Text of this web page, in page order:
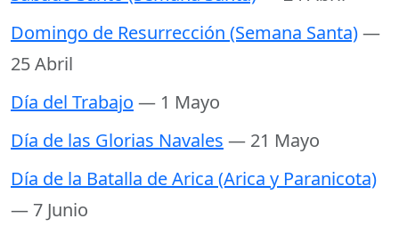
Domingo de Resurrección (Semana Santa)—
25 Abril
Día del Trabajo — 1 Mayo
Día de las Glorias Navales — 21 Mayo
Día de la Batalla de Arica (Arica y Paranicota)
— 7 Junio